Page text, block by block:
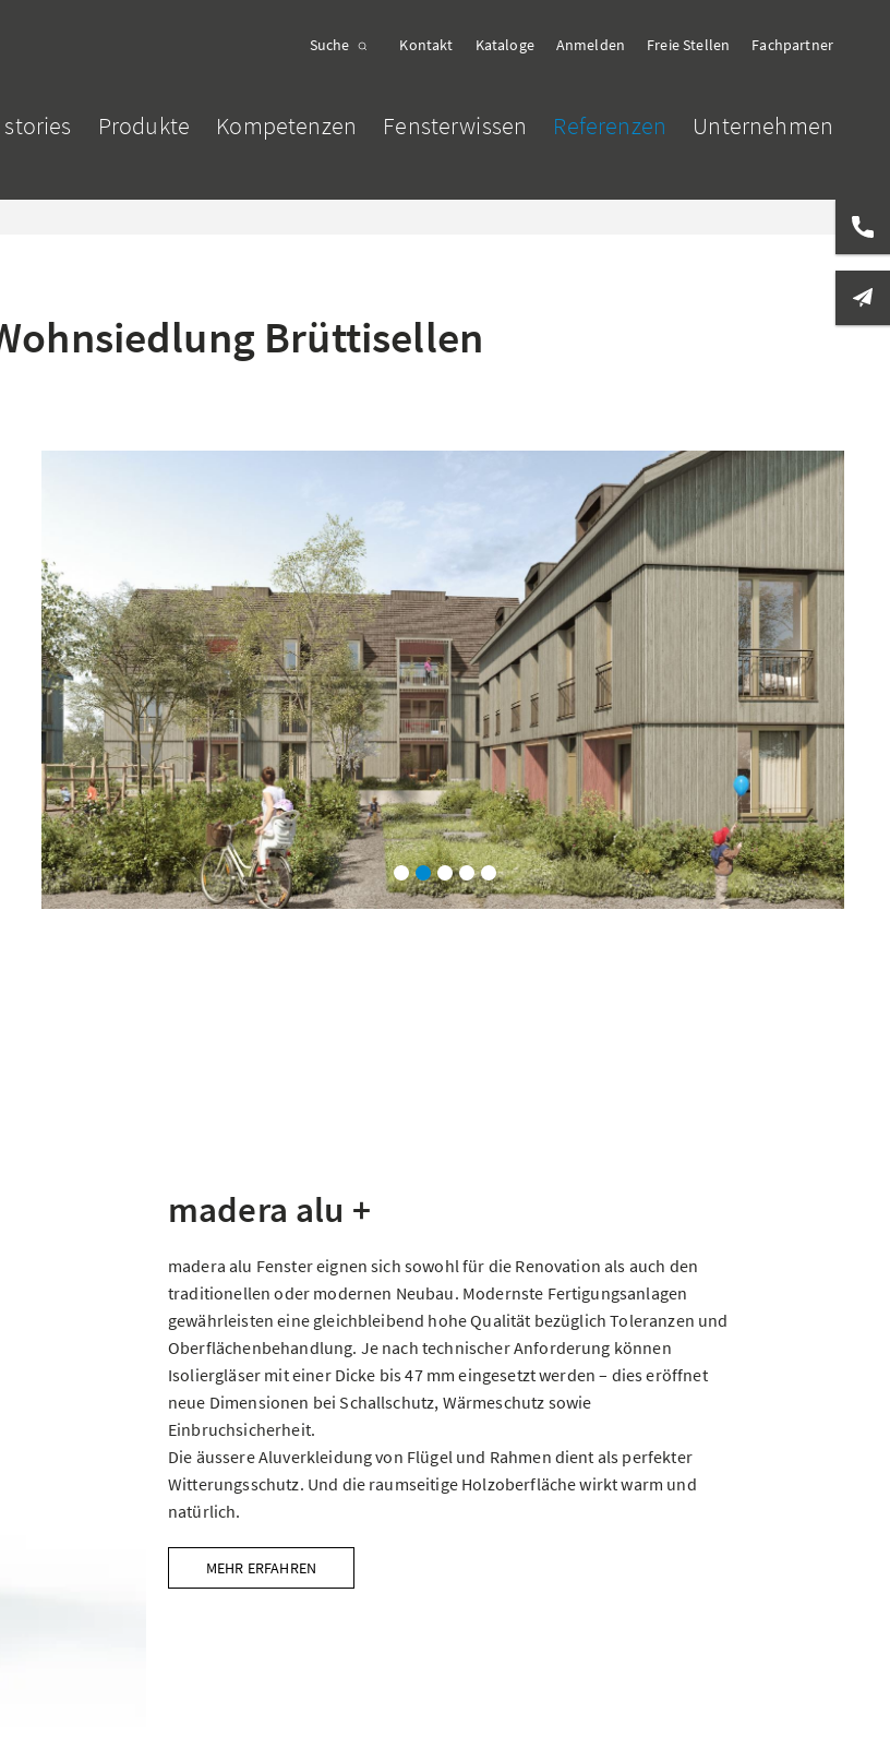
Kontakt Kataloge Anmelden Freie Stellen Fachpartner
Produkte Kompetenzen Fensterwissen Referenzen Unternehmen
Brüttisellen
madera alu +
madera alu Fenster eignen sich sowohl für die Renovation als auch den
traditionellen oder modernen Neubau. Modernste Fertigungsanlagen
gewährleisten eine gleichbleibend hohe Qualität bezüglich Toleranzen und
Oberflächenbehandlung. Je nach technischer Anforderung können
Isoliergläser mit einer Dicke bis 47 mm eingesetzt werden – dies eröffnet
neue Dimensionen bei Schallschutz, Wärmeschutz sowie
Einbruchsicherheit.
Die äussere Aluverkleidung von Flügel und Rahmen dient als perfekter
Witterungsschutz. Und die raumseitige Holzoberfläche wirkt warm und
natürlich.
MEHR ERFAHREN